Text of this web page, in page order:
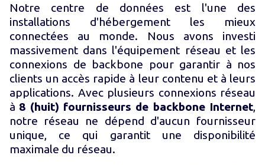
Notre centre de données est l'une des
installations d'hébergement les mieux
connectées au monde. Nous avons investi
massivement dans l'équipement réseau et les
connexions de backbone pour garantir à nos
clients un accès rapide à leur contenu et à leurs
applications. Avec plusieurs connexions réseau
à 8 (huit) fournisseurs de backbone Internet,
notre réseau ne dépend d'aucun fournisseur
unique, ce qui garantit une disponibilité
maximale du réseau.